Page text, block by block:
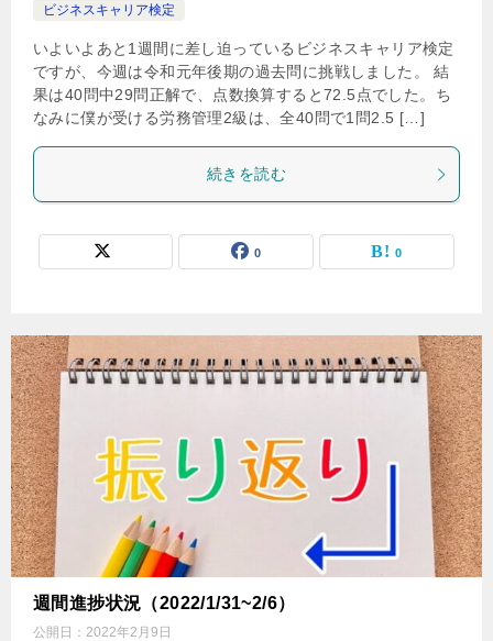
ビジネスキャリア検定
いよいよあと1週間に差し迫っているビジネスキャリア検定
ですが、今週は令和元年後期の過去問に挑戦しました。 結
果は40問中29問正解で、点数換算すると72.5点でした。ち
なみに僕が受ける労務管理2級は、全40問で1問2.5 […]
続きを読む
0 0
週間進捗状況（2022/1/31~2/6）
公開日： 2022年2月9日